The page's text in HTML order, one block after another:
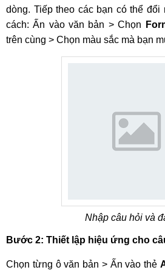
dòng. Tiếp theo các bạn có thể đổi
cách: Ấn vào văn bản > Chọn
trên cùng > Chọn màu sắc mà bạn
Nhập câu hỏi và
Bước 2: Thiết lập hiệu ứng cho
Chọn từng ô văn bản > Ấn vào thẻ